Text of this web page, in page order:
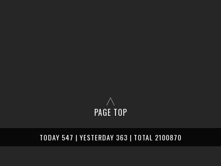
PAGE TOP
TODAY 547 | YESTERDAY 363 | TOTAL 2100870